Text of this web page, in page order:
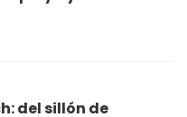
del sillón de